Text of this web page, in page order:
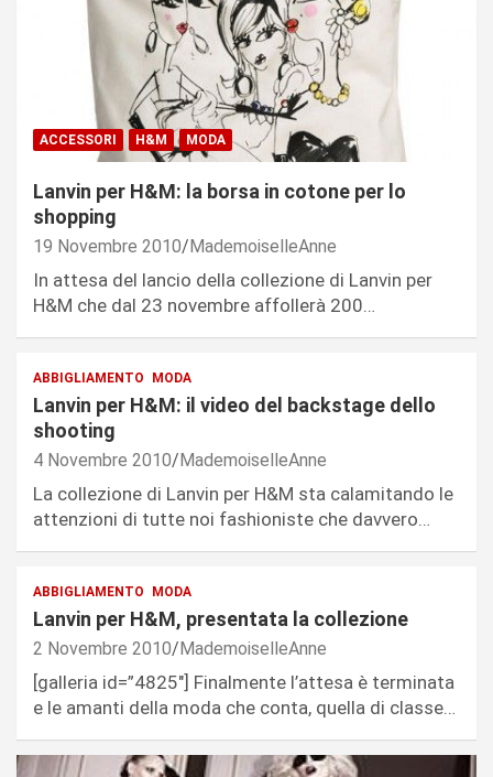
ACCESSORI H&M MODA
Lanvin per H&M: la borsa in cotone per lo
shopping
19 Novembre 2010 MademoiselleAnne
In attesa del lancio della collezione di Lanvin per
H&M che dal 23 novembre affollerà 200…
ABBIGLIAMENTO MODA
Lanvin per H&M: il video del backstage dello
shooting
4 Novembre 2010 MademoiselleAnne
La collezione di Lanvin per H&M sta calamitando le
attenzioni di tutte noi fashioniste che davvero…
ABBIGLIAMENTO MODA
Lanvin per H&M, presentata la collezione
2 Novembre 2010 MademoiselleAnne
[galleria id=”4825″] Finalmente l’attesa è terminata
e le amanti della moda che conta, quella di classe…